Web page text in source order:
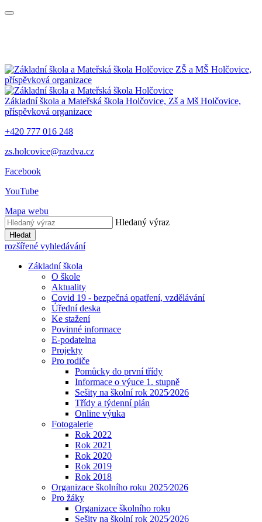
ZŠ a MŠ Holčovice,
příspěvková organizace
Základní škola a Mateřská škola Holčovice, Zš a Mš Holčovice,
příspěvková organizace
+420 777 016 248
zs.holcovice@razdva.cz
Facebook
YouTube
Mapa webu
Hledaný výraz
Hledat
rozšířené vyhledávání
Základní škola
O škole
Aktuality
Covid 19 - bezpečná opatření, vzdělávání
Úřední deska
Ke stažení
Povinné informace
E-podatelna
Projekty
Pro rodiče
Pomůcky do první třídy
Informace o výuce 1. stupně
Sešity na školní rok 2025⁄2026
Třídy a týdenní plán
Online výuka
Fotogalerie
Rok 2022
Rok 2021
Rok 2020
Rok 2019
Rok 2018
Organizace školního roku 2025⁄2026
Pro žáky
Organizace školního roku
Sešity na školní rok 2025⁄2026